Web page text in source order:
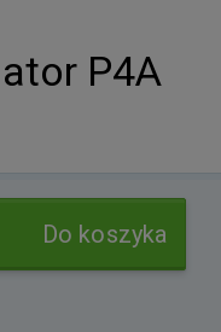
P4A
Do koszyka